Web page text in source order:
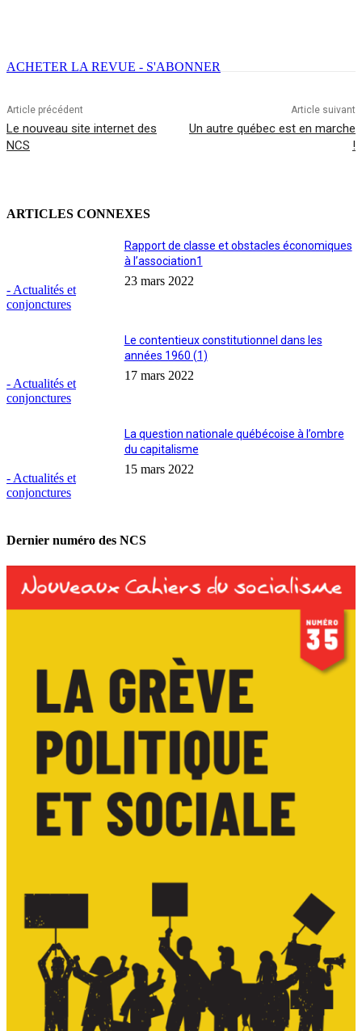
ACHETER LA REVUE - S'ABONNER
Article précédent
Le nouveau site internet des
NCS
Article suivant
Un autre québec est en marche
!
ARTICLES CONNEXES
- Actualités et
conjonctures
Rapport de classe et obstacles économiques
à l’association1
23 mars 2022
- Actualités et
conjonctures
Le contentieux constitutionnel dans les
années 1960 (1)
17 mars 2022
- Actualités et
conjonctures
La question nationale québécoise à l’ombre
du capitalisme
15 mars 2022
Dernier numéro des NCS